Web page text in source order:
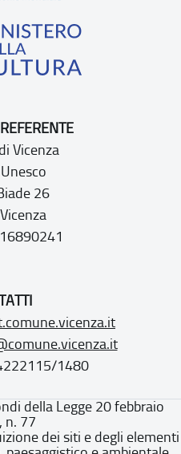
Vicenza
26
1480
della Legge 20 febbraio
n. 77
dei siti e degli elementi